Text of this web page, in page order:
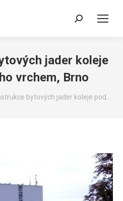
Search:
jader koleje
vrchem, Brno
bytových jader koleje pod…